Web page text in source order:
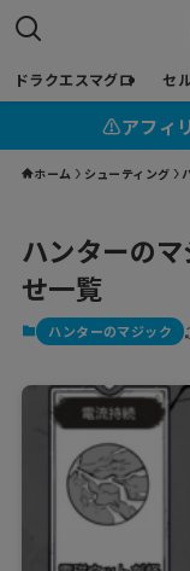
ドラクエスマグロ セ
⚠︎アフィ
ホーム シューティング
ハンターの
せ一覧
ハンターのマジック